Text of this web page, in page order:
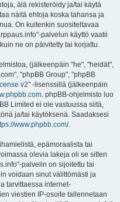
älä rekisteröidy ja/tai käytä
näitä ehtoja koska tahansa ja
On kuitenkin suositeltavaa
palvelun käyttö vaatii
ne on päivitetty tai korjattu.
(jälkeenpäin "he", "heidät",
"phpBB Group", "phpBB
v2" -lisenssillä (jälkeenpäin
. phpBB-ohjelmisto luo
Limited ei ole vastuussa siitä,
ja/tai käytöksenä. Saadaksesi
www.phpbb.com/.
epämoraalista tai
olevia lakeja oli se sitten
palvelin on sijoitettu tai
voidaan sinut välittömästi ja
tarvittaessa internet-
viestien IP-osoite tallennetaan